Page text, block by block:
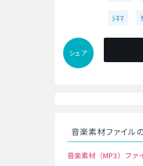
ｼﾈﾏ
シェア
音楽素材ファイル
音楽素材（MP3）ファ